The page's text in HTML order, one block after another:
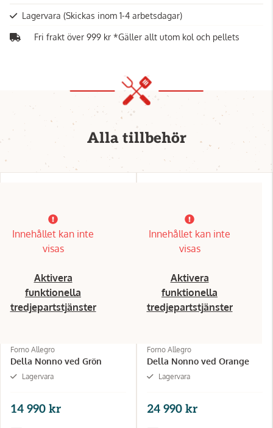
Lagervara (Skickas inom 1-4 arbetsdagar)
Fri frakt över 999 kr *Gäller allt utom kol och pellets
Alla tillbehör
Innehållet kan inte
visas
Aktivera
funktionella
tredjepartstjänster
Forno Allegro
Della Nonno ved Grön
Lagervara
14 990 kr
Innehållet kan inte
visas
Aktivera
funktionella
tredjepartstjänster
Forno Allegro
Della Nonno ved Orange
Lagervara
24 990 kr